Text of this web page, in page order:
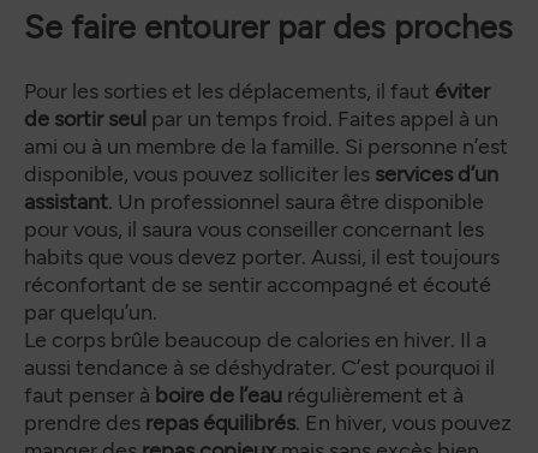
Se faire entourer par des proches
Pour les sorties et les déplacements, il faut éviter
de sortir seul par un temps froid. Faites appel à un
ami ou à un membre de la famille. Si personne n’est
disponible, vous pouvez solliciter les services d’un
assistant. Un professionnel saura être disponible
pour vous, il saura vous conseiller concernant les
habits que vous devez porter. Aussi, il est toujours
réconfortant de se sentir accompagné et écouté
par quelqu’un.
Le corps brûle beaucoup de calories en hiver. Il a
aussi tendance à se déshydrater. C’est pourquoi il
faut penser à boire de l’eau régulièrement et à
prendre des repas équilibrés. En hiver, vous pouvez